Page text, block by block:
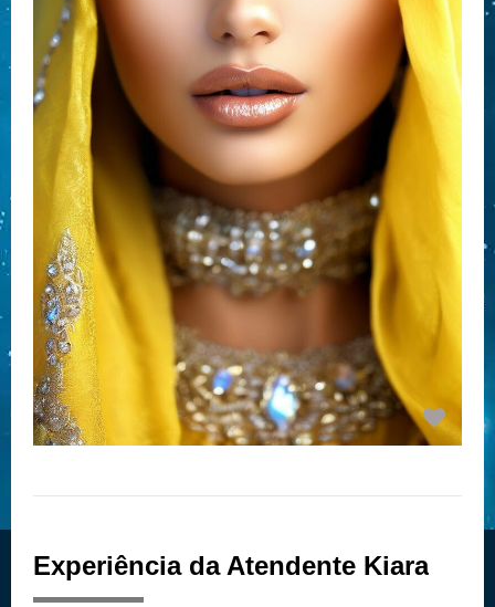
Experiência da Atendente Kiara